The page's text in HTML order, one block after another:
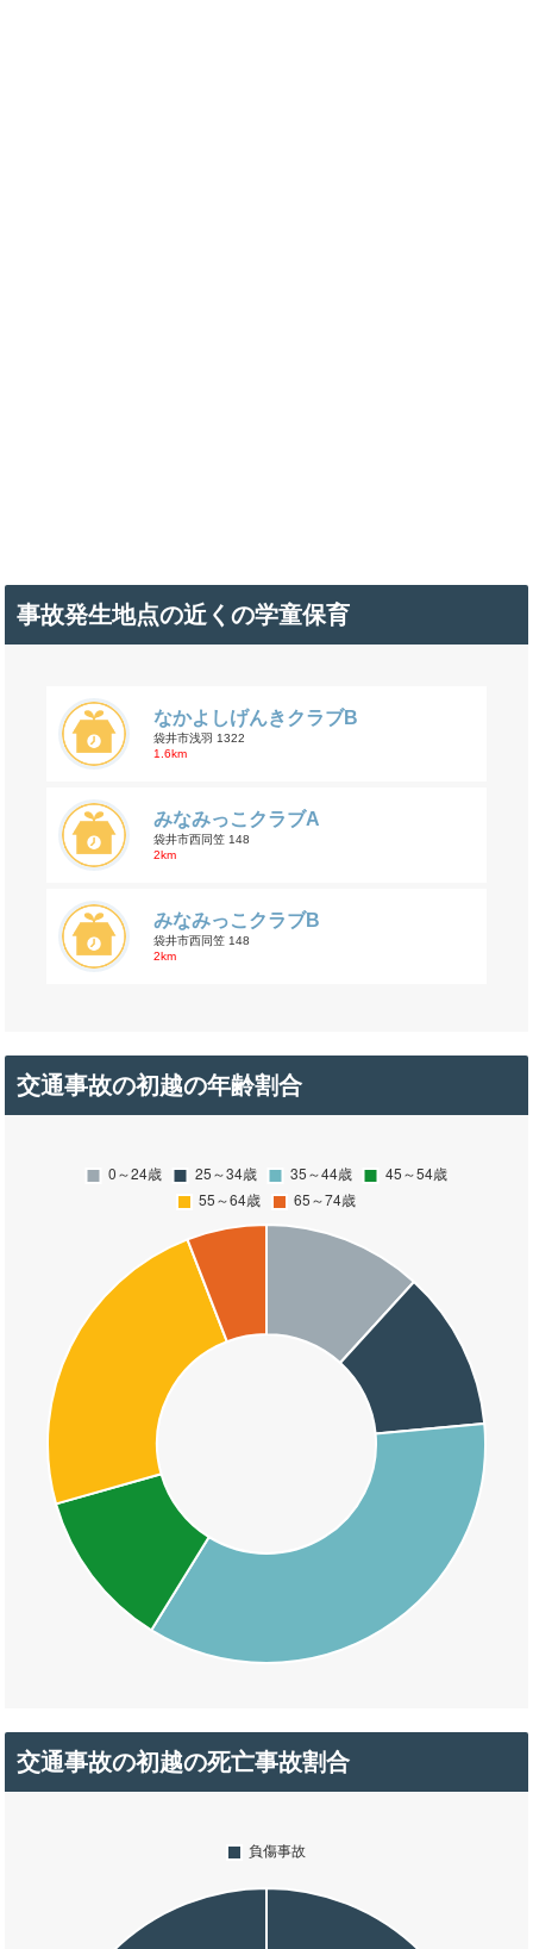
事故発生地点の近くの学童保育
なかよしげんきクラブB
袋井市浅羽 1322
1.6km
みなみっこクラブA
袋井市西同笠 148
2km
みなみっこクラブB
袋井市西同笠 148
2km
交通事故の初越の年齢割合
交通事故の初越の死亡事故割合